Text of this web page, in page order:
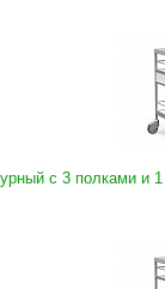
с 3 полками